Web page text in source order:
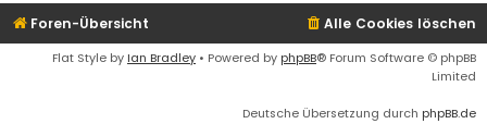
Foren-Übersicht Alle Cookies löschen
Flat Style by Ian Bradley • Powered by phpBB® Forum Software © phpBB
Limited
Deutsche Übersetzung durch phpBB.de